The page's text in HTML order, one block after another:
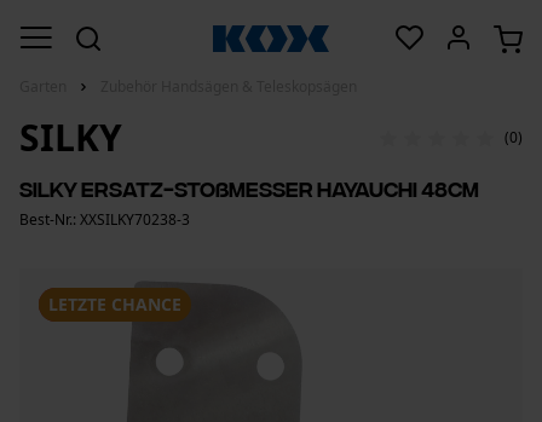
SALE
LETZTE CHANCE
SILKY (0)
Silky Ersatz-Stoßmesser Hayauchi 48cm
Best-Nr.: XXSILKY70238-3